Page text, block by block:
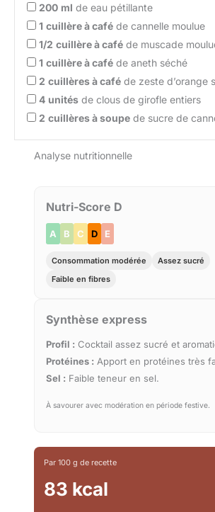
200 ml de eau pétillante
1 cuillère à café de cannelle moulue
1/2 cuillère à café de muscade
1 cuillère à café de aneth séché
2 cuillères à café de zeste d’orange
4 unités de clous de girofle entiers
2 cuillères à soupe de sucre de
Analyse nutritionnelle
Nutri-Score D
A B C D E
Consommation modérée
Assez sucré
Faible en fibres
Synthèse express
Profil : Cocktail assez sucré et
Protéines : Apport en protéines très
Sel : Faible teneur en sel.
À savourer avec modération en période festive.
Par 100 g de recette
83 kcal